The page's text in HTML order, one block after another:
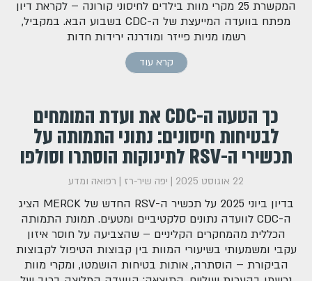
המקשרת 25 מקרי מוות בילדים לחיסוני קורונה – לקראת דיון
מפתח בוועדה המייעצת של ה-CDC בשבוע הבא. במקביל,
רשמו מניות פייזר ומודרנה ירידות חדות
קרא עוד
כך הטעה ה-CDC את ועדת המומחים
לבטיחות חיסונים: נתוני התמותה על
תכשירי ה-RSV לתינוקות הוסתרו וסולפו
22 אוגוסט 2025 | יפה שיר-רז | רפואה ומדע
בדיון ביוני 2025 על תכשיר ה-RSV החדש של MERCK הציג
ה-CDC לוועדה נתונים סלקטיביים ומטעים. תמונת התמותה
הכללית מהמחקרים הקליניים – שהצביעה על חוסר איזון
עקבי ומשמעותי בשיעורי המוות בין קבוצות הטיפול לקבוצות
הביקורת – הוסתרה, אותות בטיחות הושמטו, ומקרי מוות